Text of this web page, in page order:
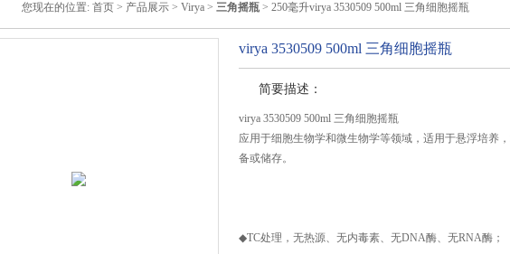
您现在的位置: 首页 > 产品展示 > Virya > 三角摇瓶 > 250毫升virya 3530509 500ml 三角细胞摇瓶
virya 3530509 500ml 三角细胞摇瓶
简要描述：
virya 3530509 500ml 三角细胞摇瓶
应用于细胞生物学和微生物学等领域，适用于悬浮培养
备或储存。
◆TC处理，无热源、无内毒素、无DNA酶、无RNA酶；